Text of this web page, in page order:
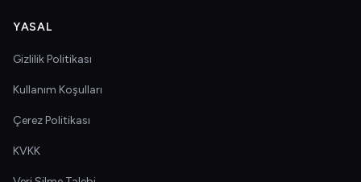
YASAL
Gizlilik Politikası
Kullanım Koşulları
Çerez Politikası
KVKK